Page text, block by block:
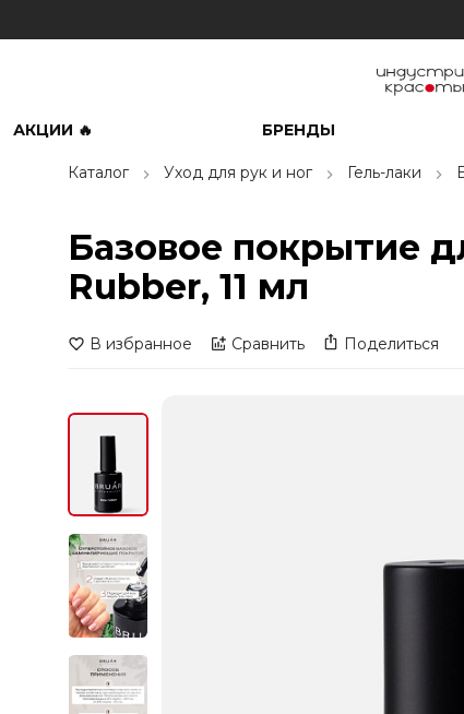
АКЦИИ 🔥 БРЕНДЫ
Каталог Уход для рук и ног Гель-лаки
Базовое покрытие
Rubber, 11 мл
В избранное Сравнить Поделиться